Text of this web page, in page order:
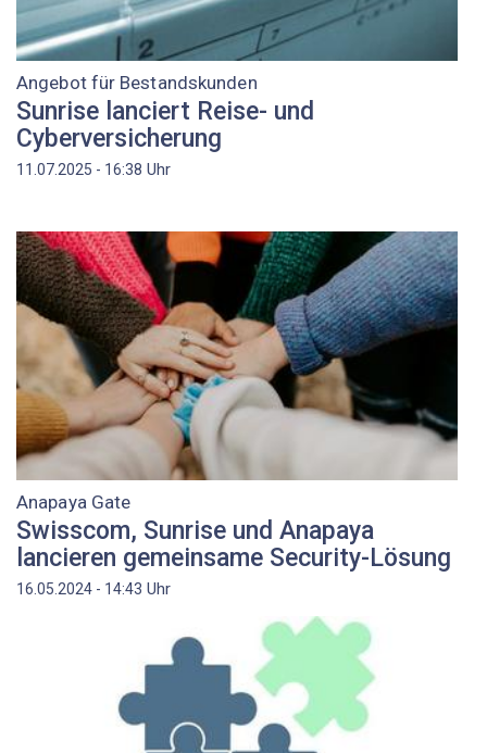
Angebot für Bestandskunden
Sunrise lanciert Reise- und
Cyberversicherung
11.07.2025 - 16:38 Uhr
Anapaya Gate
Swisscom, Sunrise und Anapaya
lancieren gemeinsame Security-Lösung
16.05.2024 - 14:43 Uhr